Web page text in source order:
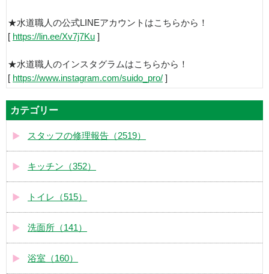
★水道職人の公式LINEアカウントはこちらから！
[ https://lin.ee/Xv7j7Ku ]
★水道職人のインスタグラムはこちらから！
[ https://www.instagram.com/suido_pro/ ]
カテゴリー
スタッフの修理報告（2519）
キッチン（352）
トイレ（515）
洗面所（141）
浴室（160）